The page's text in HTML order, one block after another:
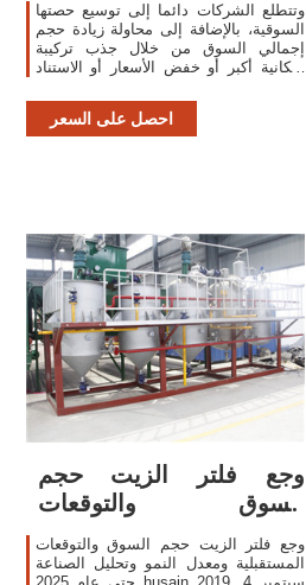
وتتطلع الشركات دائما إلى توسيع حصتها
السوقية، بالإضافة إلى محاولة زيادة حجم
إجمالي السوق من خلال جذب تركيبة
سكانية أكبر أو خفض الأسعار أو الاستناد
احصل على السعر
وجع فلتر الزيت حجم
السوق والتوقعات
المستقبلية
وجع فلتر الزيت حجم السوق والتوقعات
المستقبلية ومعدل النمو وتحليل الصناعة